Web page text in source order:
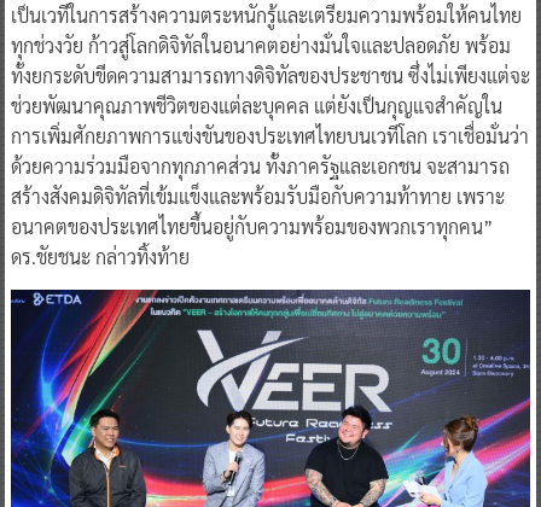
เป็นเวทีในการสร้างความตระหนักรู้และเตรียมความพร้อมให้คนไทย
ทุกช่วงวัย ก้าวสู่โลกดิจิทัลในอนาคตอย่างมั่นใจและปลอดภัย พร้อม
ทั้งยกระดับขีดความสามารถทางดิจิทัลของประชาชน ซึ่งไม่เพียงแต่จะ
ช่วยพัฒนาคุณภาพชีวิตของแต่ละบุคคล แต่ยังเป็นกุญแจสำคัญใน
การเพิ่มศักยภาพการแข่งขันของประเทศไทยบนเวทีโลก เราเชื่อมั่นว่า
ด้วยความร่วมมือจากทุกภาคส่วน ทั้งภาครัฐและเอกชน จะสามารถ
สร้างสังคมดิจิทัลที่เข้มแข็งและพร้อมรับมือกับความท้าทาย เพราะ
อนาคตของประเทศไทยขึ้นอยู่กับความพร้อมของพวกเราทุกคน”
ดร.ชัยชนะ กล่าวทิ้งท้าย